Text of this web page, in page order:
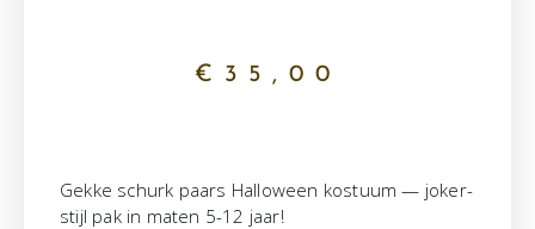
€ 35,00
Gekke schurk paars Halloween kostuum — joker-
stijl pak in maten 5-12 jaar!